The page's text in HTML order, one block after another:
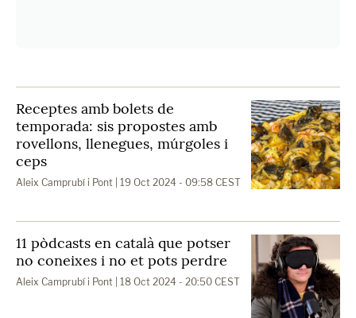
Receptes amb bolets de
temporada: sis propostes amb
rovellons, llenegues, múrgoles i
ceps
Aleix Camprubí i Pont | 19 Oct 2024 - 09:58 CEST
11 pòdcasts en català que potser
no coneixes i no et pots perdre
Aleix Camprubí i Pont | 18 Oct 2024 - 20:50 CEST